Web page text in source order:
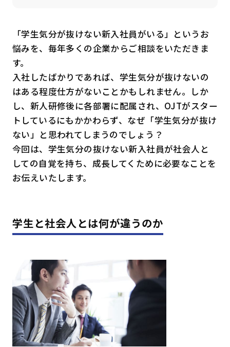
「学生気分が抜けない新入社員がいる」というお
悩みを、毎年多くの企業からご相談をいただきま
す。
入社したばかりであれば、学生気分が抜けないの
はある程度仕方がないことかもしれません。しか
し、新人研修後に各部署に配属され、OJTがスター
トしているにもかかわらず、なぜ「学生気分が抜け
ない」と思われてしまうのでしょう？
今回は、学生気分の抜けない新入社員が社会人と
しての自覚を持ち、成長してくために必要なことを
お伝えいたします。
学生と社会人とは何が違うのか